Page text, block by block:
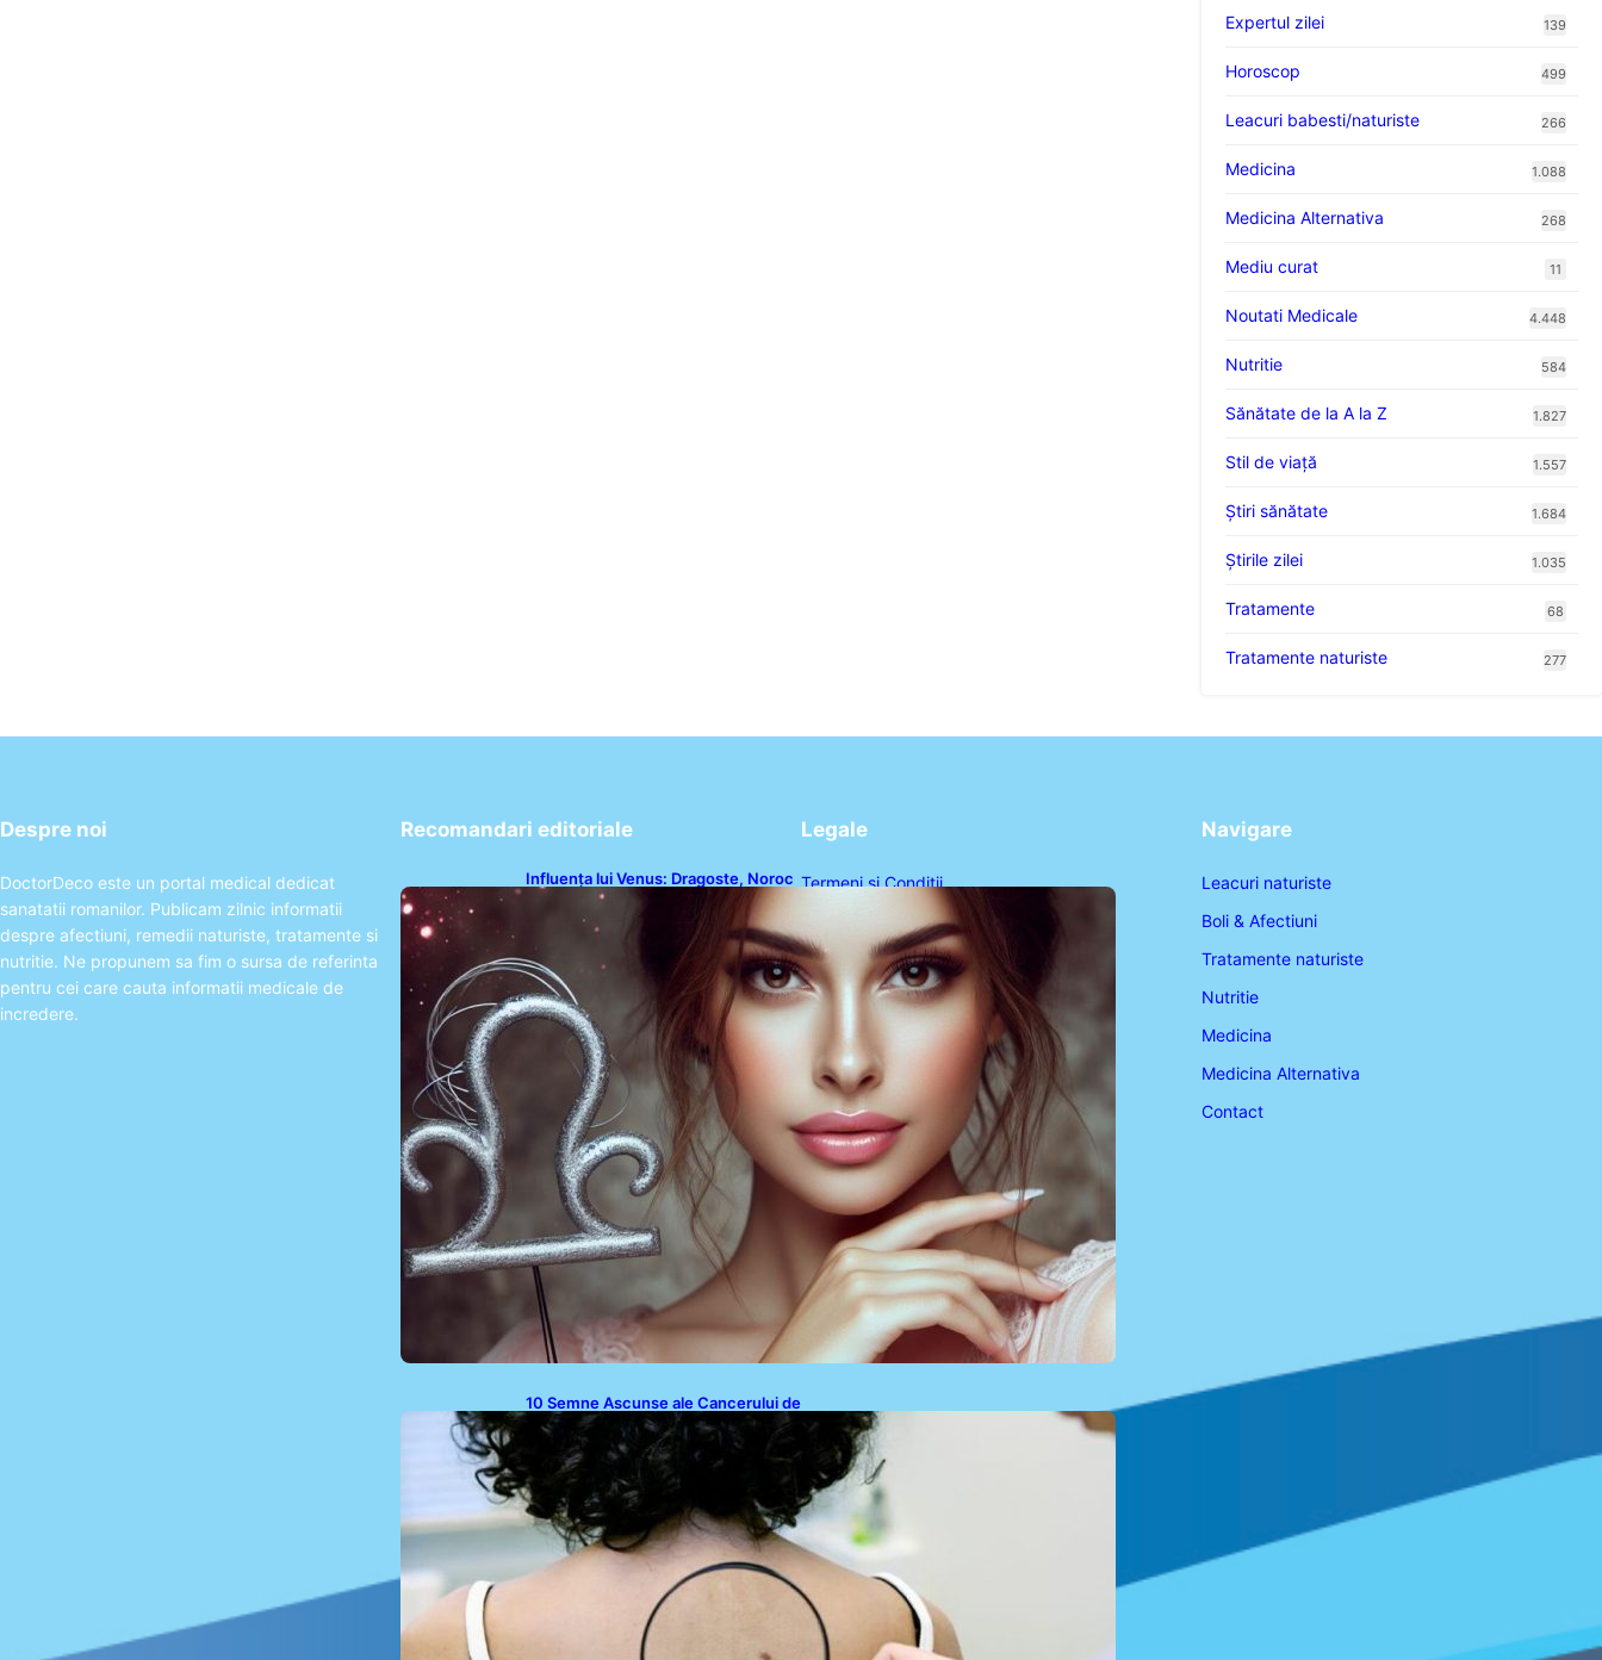
Expertul zilei 139
Horoscop 499
Leacuri babesti/naturiste 266
Medicina 1.088
Medicina Alternativa 268
Mediu curat 11
Noutati Medicale 4.448
Nutritie 584
Sănătate de la A la Z 1.827
Stil de viaţă 1.557
Ştiri sănătate 1.684
Știrile zilei 1.035
Tratamente 68
Tratamente naturiste 277
Despre noi
DoctorDeco este un portal medical dedicat
sanatatii romanilor. Publicam zilnic informatii
despre afectiuni, remedii naturiste, tratamente si
nutritie. Ne propunem sa fim o sursa de referinta
pentru cei care cauta informatii medicale de
incredere.
Recomandari editoriale
Influența lui Venus: Dragoste, Noroc
și Oportunități pentru Tauri și Balanțe
în Weekendul 8-9 August
10 Semne Ascunse ale Cancerului de
Piele: Ce Trebuie să Știm pentru a Ne
Proteja
Legale
Termeni și Condiții
Politica de Confidențialitate
Politica de Cookies
Disclaimer
Contact
Navigare
Leacuri naturiste
Boli & Afectiuni
Tratamente naturiste
Nutritie
Medicina
Medicina Alternativa
Contact